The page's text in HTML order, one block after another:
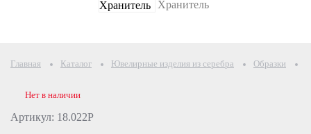
Главная Каталог Ювелирные изделия из серебра Образки
Артикул: 18.022Р
Нет в наличии